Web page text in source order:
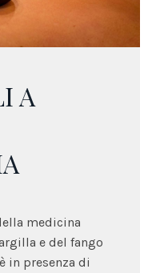
A
medicina
e del fango
in presenza di